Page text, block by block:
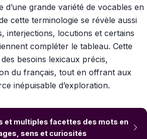
d’une grande variété de vocables en
cette terminologie se révèle aussi
interjections, locutions et certains
compléter le tableau. Cette
besoins lexicaux précis,
du français, tout en offrant aux
inépuisable d’exploration.
et multiples facettes des mots en
sens et curiosités